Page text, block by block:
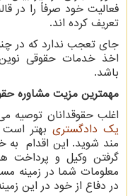
فعالیت خود صرفاً را در
تعریف کرده اند.
جای تعجب ندارد که در
اخذ خدمات حقوقی نوین
باشد.
مهمترین مزیت مشاوره
اغلب حقوقدانان توصیه
یک دادگستریبهتر است
مند شوید. این اقدام به
گرفتن وکیل و پرداخت
معلومات شما در زمینه
در دفاع از خود در این